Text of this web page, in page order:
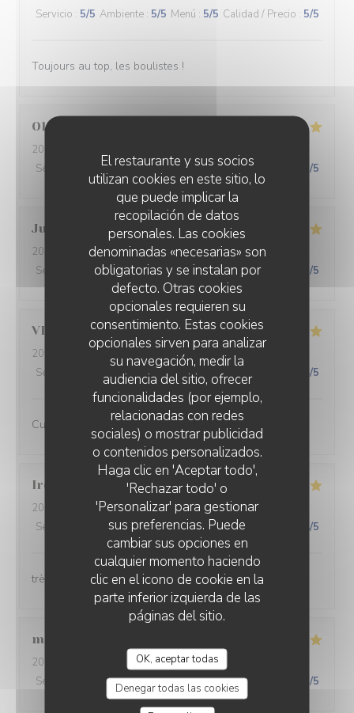
El restaurante y sus socios
utilizan cookies en este sitio, lo
que puede implicar la
recopilación de datos
personales. Las cookies
denominadas «necesarias» son
obligatorias y se instalan por
defecto. Otras cookies
opcionales requieren su
consentimiento. Estas cookies
opcionales sirven para analizar
su navegación, medir la
audiencia del sitio, ofrecer
funcionalidades (por ejemplo,
relacionadas con redes
sociales) o mostrar publicidad
o contenidos personalizados.
Haga clic en 'Aceptar todo',
'Rechazar todo' o
'Personalizar' para gestionar
sus preferencias. Puede
cambiar sus opciones en
cualquier momento haciendo
clic en el icono de cookie en la
parte inferior izquierda de las
páginas del sitio.
OK, aceptar todas
Denegar todas las cookies
Servicio : 5/5 Ambiente : 5/5 Menú : 5/5 Calidad / Precio : 5/5
Toujours au top, les boulistes !
Olivier
2026-07-31
Servicio
Ambiente: 5/5 Menú: 5/5 Calidad / Precio /5
Julie
2026-07-30- 19:45 - Invitados 4
Servicio
/5 Ambiente:5/5 Menú:5/5 Calidad / Precio /5
VINCENT P
2026-07-31
- 20:00 - Invitados 2
Servicio
Ambiente 5/5 Menú : Calidad / Precio 4/5
Cuisine raffinée et inventive
Irène
2026-07-31
- 20:00 - Invitados 7
Servicio
Ambiente:5/5 Menú:4 /5 Calidad / Precio 4/5
très bon repas et surtout terrasse très agréable
magaly
2026-07-24
- 20:45 - Invitados 4
Servicio
Ambiente:5/5 Menú:5/5 Calidad / Precio /5